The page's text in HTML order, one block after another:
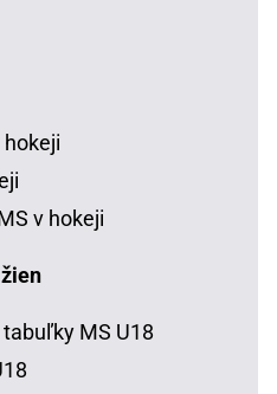
hokeji
v hokeji
MS U18